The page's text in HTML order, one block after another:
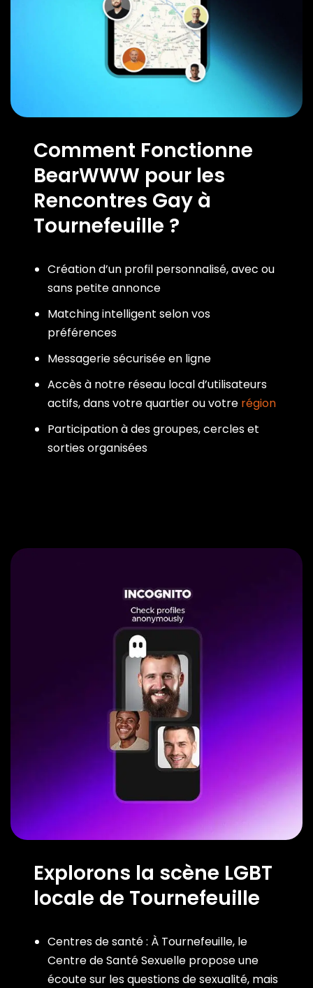
Comment Fonctionne
BearWWW pour les
Rencontres Gay à
Tournefeuille ?
Création d’un profil personnalisé, avec ou
sans petite annonce
Matching intelligent selon vos
préférences
Messagerie sécurisée en ligne
Accès à notre réseau local d’utilisateurs
actifs, dans votre quartier ou votre région
Participation à des groupes, cercles et
sorties organisées
Explorons la scène LGBT
locale de Tournefeuille
Centres de santé : À Tournefeuille, le
Centre de Santé Sexuelle propose une
écoute sur les questions de sexualité, mais